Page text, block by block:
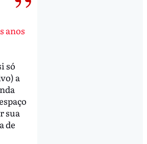
anos
só
a
sua
de